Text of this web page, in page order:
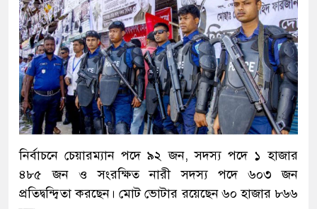
নির্বাচনে চেয়ারম্যান পদে ৯২ জন, সদস্য পদে ১ হাজার
৪৮৫ জন ও সংরক্ষিত নারী সদস্য পদে ৬০৩ জন
প্রতিদ্বন্দ্বিতা করছেন। মোট ভোটার রয়েছেন ৬০ হাজার ৮৬৬